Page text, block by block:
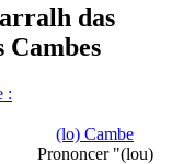
das
:
(lo) Cambe
Prononcer "(lou)